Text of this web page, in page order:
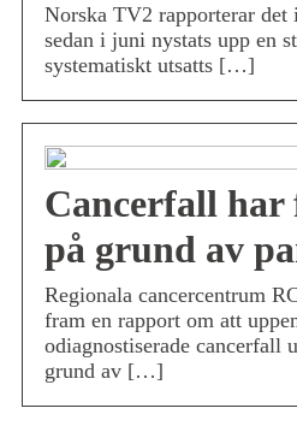
Norska TV2 rapporterar det
sedan i juni nystats upp en
systematiskt utsatts […]
Cancerfall har
på grund av
Regionala cancercentrum
fram en rapport om att
odiagnostiserade cancerfall
grund av […]